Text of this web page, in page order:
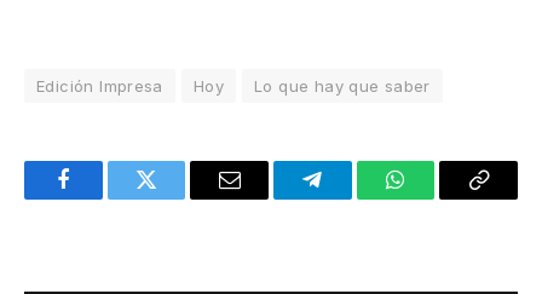
Edición Impresa Hoy Lo que hay que saber
FacebookTwitter Email TelegramWhatsAppCopy